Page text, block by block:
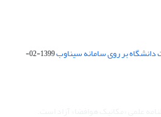
دانشگاه بر روی سامانه سیناوب
1399-02-